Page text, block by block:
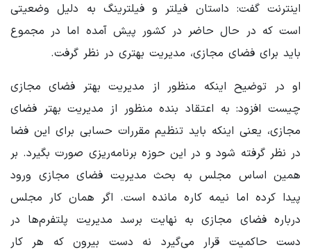
اینترنت گفت: داستان فیلتر و فیلترینگ به دلیل وضعیتی
است که در حال حاضر در کشور پیش آمده اما در مجموع
باید برای فضای مجازی، مدیریت بهتری در نظر گرفت.
او در توضیح اینکه منظور از مدیریت بهتر فضای مجازی
چیست افزود: به اعتقاد بنده منظور از مدیریت بهتر فضای
مجازی، یعنی اینکه باید تنظیم مقررات حسابی برای این فضا
در نظر گرفته شود و در این حوزه برنامه‌ریزی صورت بگیرد. بر
همین اساس مجلس به بحث مدیریت فضای مجازی ورود
پیدا کرده اما نیمه کاره مانده است. اگر همان کار مجلس
درباره فضای مجازی به نهایت برسد مدیریت پلتفرم‌ها در
دست حاکمیت قرار می‌گیرد نه دست بیرون که هر کار